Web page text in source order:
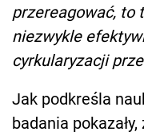
przereagować, to
niezwykle
cyrkularyzacji
Jak podkreśla
badania